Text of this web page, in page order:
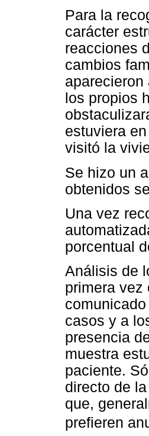
Para la
carácter
reacciones
cambios
los propios
estuviera
visitó la
Se hizo un
obtenidos
Una vez
porcentual
Análisis de
primera vez
casos y a
presencia
muestra
paciente.
directo de
que,
prefieren